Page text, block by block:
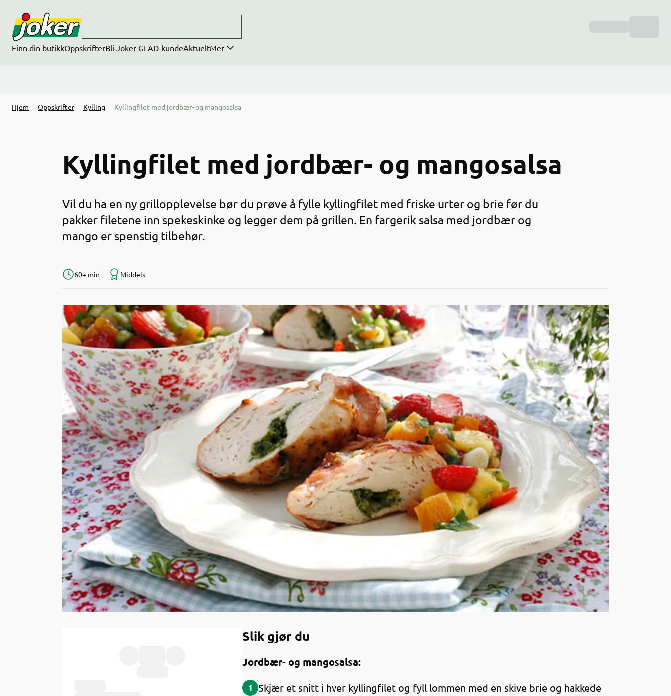
Finn din butikkOppskrifterBli Joker GLAD-kundeAktueltMer
Hjem Oppskrifter Kylling Kyllingfilet med jordbær- og mangosalsa
Kyllingfilet med jordbær- og mangosalsa
Vil du ha en ny grillopplevelse bør du prøve å fylle kyllingfilet med friske urter og brie før du
pakker filetene inn spekeskinke og legger dem på grillen. En fargerik salsa med jordbær og
mango er spenstig tilbehør.
60+ min Middels
Slik gjør du
Jordbær- og mangosalsa:
1
Skjær et snitt i hver kyllingfilet og fyll lommen med en skive brie og hakkede